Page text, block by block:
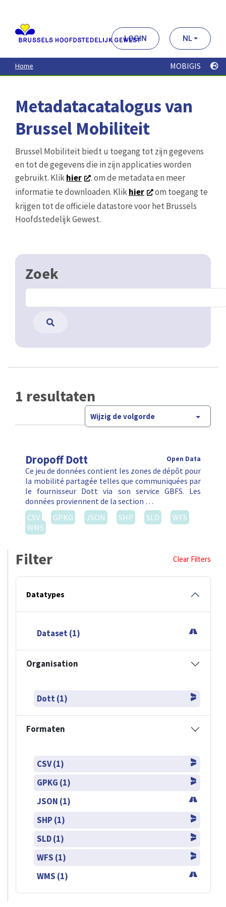
contenu
principal
LOGIN NL
Home MOBIGIS
Metadatacatalogus van
Brussel Mobiliteit
Brussel Mobiliteit biedt u toegang tot zijn gegevens
en tot de gegevens die in zijn applicaties worden
gebruikt. Klikhier
. om de metadata en meer
informatie te downloaden. Klikhier
om toegang te
krijgen tot de officiële datastore voor het Brussels
Hoofdstedelijk Gewest.
Zoek
1 resultaten
Wijzig de volgorde
Dropoff Dott Open Data
Ce jeu de données contient les zones de dépôt pour
la mobilité partagée telles que communiquées par
le fournisseur Dott via son service GBFS. Les
données proviennent de la section …
CSV
GPKG JSON SHP SLD
WFS
WMS
Filter Clear Filters
Datatypes
Dataset (1)
Organisation
Dott (1)
Formaten
CSV (1)
GPKG (1)
JSON (1)
SHP (1)
SLD (1)
WFS (1)
WMS (1)